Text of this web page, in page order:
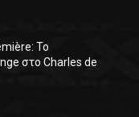
Το
στο Charles de